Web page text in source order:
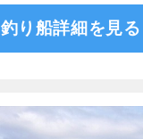
釣り船詳細を見る